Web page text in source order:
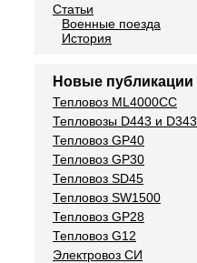
Статьи
Военные поезда
История
Новые публикации
Тепловоз ML4000CC
Тепловозы D443 и D343
Тепловоз GP40
Тепловоз GP30
Тепловоз SD45
Тепловоз SW1500
Тепловоз GP28
Тепловоз G12
Электровоз СИ